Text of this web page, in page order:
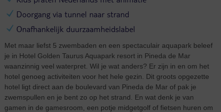
Doorgang via tunnel naar strand
Onafhankelijk duurzaamheidslabel
Met maar liefst 5 zwembaden en een spectaculair aquapark beleef
je in Hotel Golden Taurus Aquapark resort in Pineda de Mar
waanzinnig veel waterpret. Wil je wat anders? Er zijn in en om het
hotel genoeg activiteiten voor het hele gezin. Dit groots opgezette
hotel ligt direct aan de boulevard van Pineda de Mar of pak je
zwemspullen en je bent zo op het strand. En wat denk je van
gamen in de gamesroom, een potje midgetgolf of fietsen huren om